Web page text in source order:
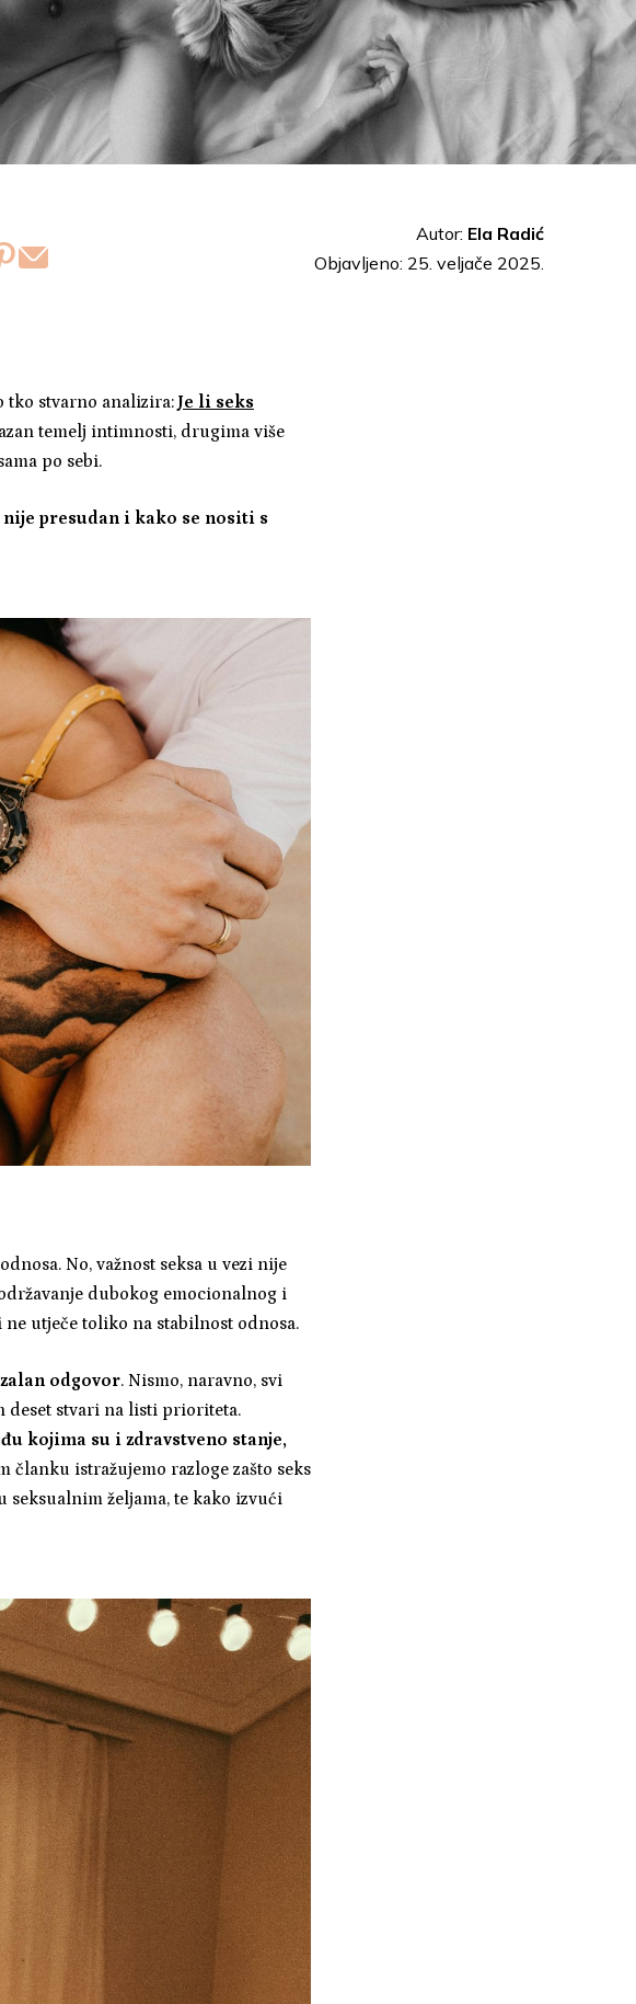
Autor: Ela Radić
Objavljeno: 25. veljače 2025.
tko stvarno analizira: Je li seks
temelj intimnosti, drugima više
po sebi.
nije presudan i kako se nositi s
No, važnost seksa u vezi nije
dubokog emocionalnog i
utječe toliko na stabilnost odnosa.
odgovor. Nismo, naravno, svi
deset stvari na listi prioriteta.
kojima su i zdravstveno stanje,
članku istražujemo razloge zašto seks
seksualnim željama, te kako izvući